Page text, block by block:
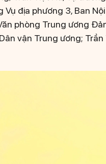
Vụ địa phương 3, Ban
phòng Trung ương
vận Trung ương;